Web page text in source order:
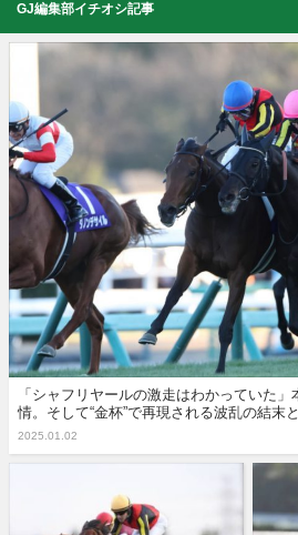
GJ編集部イチオシ記事
「シャフリヤールの激走はわかっていた
情。そして“金杯”で再現される波乱の結末
2025.01.02